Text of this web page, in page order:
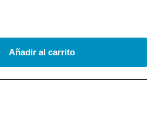
Añadir al carrito